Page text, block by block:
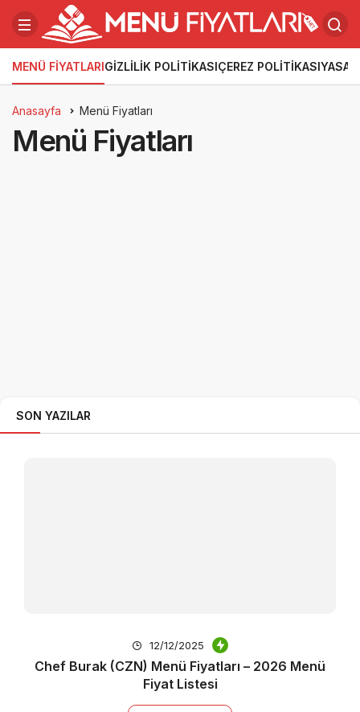
MENÜ FIYATLARIGIZLILIK POLITIKASIÇEREZ POLITIKASIYASAL
Anasayfa Menü Fiyatları
Menü Fiyatları
SON YAZILAR
12/12/2025
Chef Burak (CZN) Menü Fiyatları – 2026 Menü
Fiyat Listesi